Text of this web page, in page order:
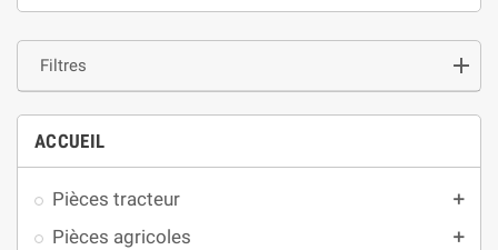
Filtres
ACCUEIL
Pièces tracteur add
Pièces agricoles add